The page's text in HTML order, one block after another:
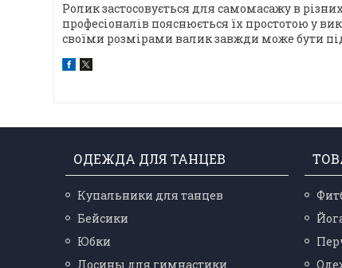
Ролик застосовується для самомасажу в
професіоналів пояснюється їх простотою у
своїми розмірами валик завжди може бути
ОДЕЖДА ДЛЯ ТАНЦЕВ
Купальники для танцев
Бейсики
Юбки
Лосины для гимнастики